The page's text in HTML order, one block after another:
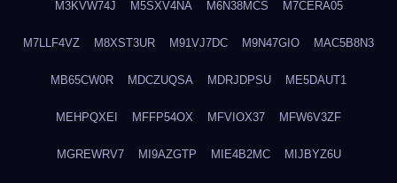
M3KVW74J M5SXV4NA M6N38MCS M7CERA05
M7LLF4VZ M8XST3UR M91VJ7DC M9N47GIO MAC5B8N3
MB65CW0R MDCZUQSA MDRJDPSU ME5DAUT1
MEHPQXEI MFFP54OX MFVIOX37 MFW6V3ZF
MGREWRV7 MI9AZGTP MIE4B2MC MIJBYZ6U